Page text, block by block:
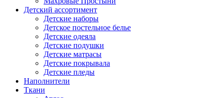
Детский ассортимент
Детские наборы
Детское постельное белье
Детские одеяла
Детские подушки
Детские матрасы
Детские покрывала
Детские пледы
Наполнители
Ткани